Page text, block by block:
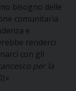
bisogno delle
comunitaria
e
renderci
con gli
per la
.»